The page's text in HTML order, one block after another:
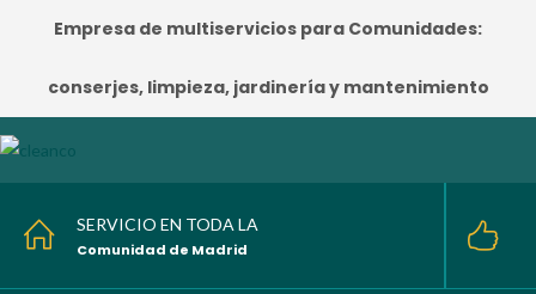
Empresa de multiservicios para Comunidades:
conserjes, limpieza, jardinería y mantenimiento
SERVICIO EN TODA LA
Comunidad de Madrid